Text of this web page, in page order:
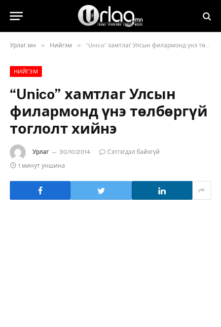
Урлаг.мн » Нийгэм » “Unico” хамтлаг Улсын филармонд үнэ төлбөргүй тоглолт хийнэ
НИЙГЭМ
“Unico” хамтлаг Улсын
филармонд үнэ төлбөргүй
тоглолт хийнэ
Урлаг 30/10/2014
Сэтгэгдэл байхгүй
1 минут уншина